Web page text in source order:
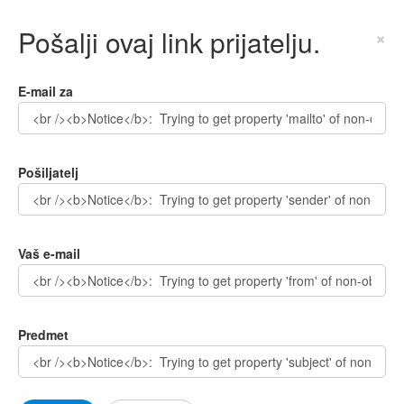
Pošalji ovaj link prijatelju. ×
E-mail za
Pošiljatelj
Vaš e-mail
Predmet